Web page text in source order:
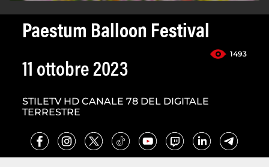
Paestum Balloon Festival
1493
11 ottobre 2023
STILETV HD CANALE 78 DEL DIGITALE
TERRESTRE